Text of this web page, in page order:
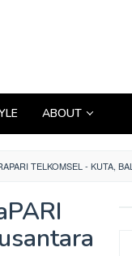
ABOUT
TELKOMSEL - KUTA,